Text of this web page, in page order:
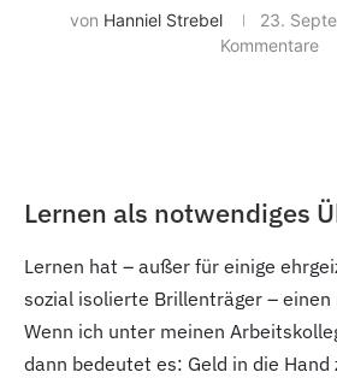
von Hanniel Strebel 23.
Kommentare
Lernen als notwendiges
Lernen hat – außer für einige
sozial isolierte Brillenträger –
Wenn ich unter meinen
dann bedeutet es: Geld in die Hand